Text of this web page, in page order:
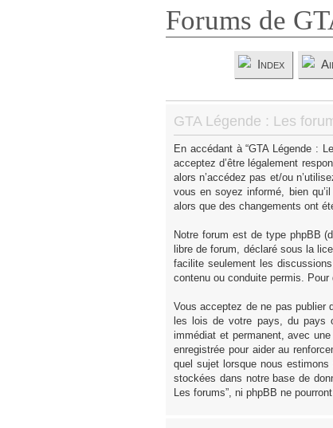
Forums de
Index
GTA Légende : Les
En accédant à “GTA Légende :
acceptez d’être légalement
alors n’accédez pas et/ou
vous en soyez informé, bien
alors que des changements ont
Notre forum est de type phpBB
libre de forum, déclaré sous la
facilite seulement les
contenu ou conduite permis.
Vous acceptez de ne pas publier
les lois de votre pays, du pays
immédiat et permanent, avec
enregistrée pour aider au
quel sujet lorsque nous
stockées dans notre base de
Les forums”, ni phpBB ne